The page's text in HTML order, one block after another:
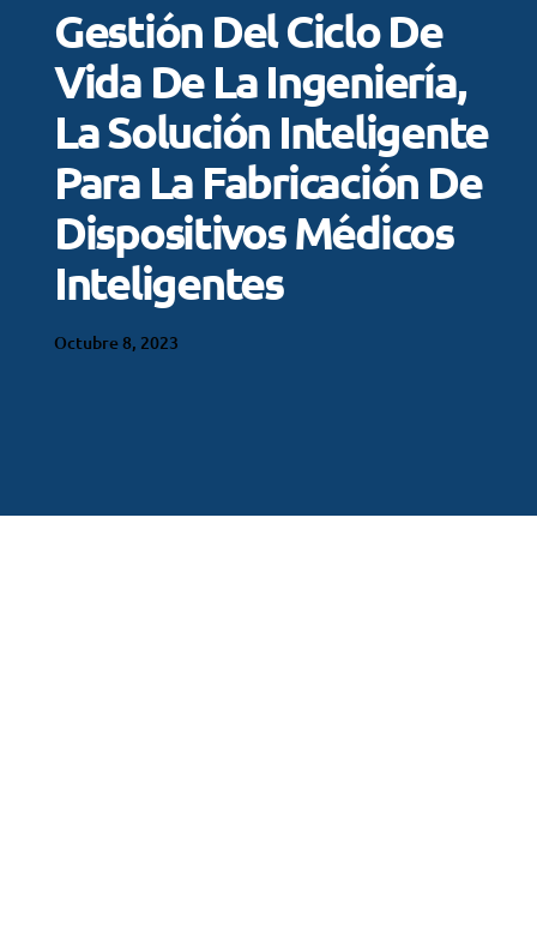
Gestión Del Ciclo De
Vida De La Ingeniería,
La Solución Inteligente
Para La Fabricación De
Dispositivos Médicos
Inteligentes
Octubre 8, 2023